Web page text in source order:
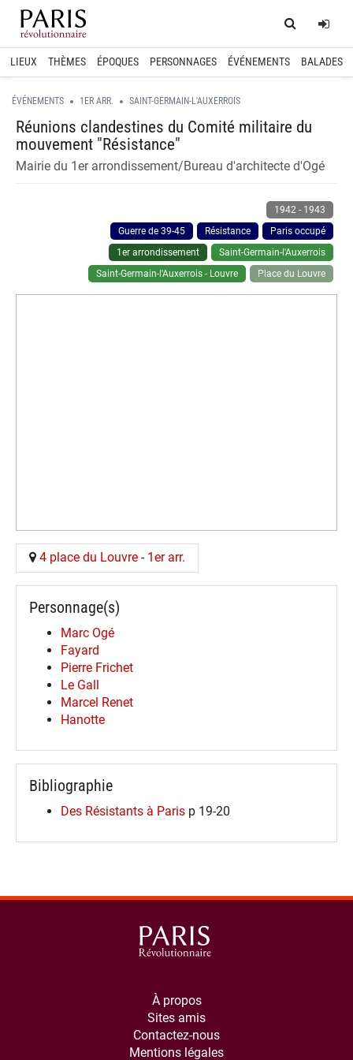
Home
LIEUX THÈMES ÉPOQUES PERSONNAGES ÉVÉNEMENTS BALADES
ÉVÉNEMENTS 1ER ARR. SAINT-GERMAIN-L'AUXERROIS
Réunions clandestines du Comité militaire du
mouvement "Résistance"
Mairie du 1er arrondissement/Bureau d'architecte d'Ogé
1942 - 1943
Guerre de 39-45
Résistance
Paris occupé
1er arrondissement
Saint-Germain-l'Auxerrois
Saint-Germain-l'Auxerrois - Louvre
Place du Louvre
4 place du Louvre - 1er arr.
Personnage(s)
Marc Ogé
Fayard
Pierre Frichet
Le Gall
Marcel Renet
Hanotte
Bibliographie
Des Résistants à Paris p 19-20
À propos
Sites amis
Contactez-nous
Mentions légales